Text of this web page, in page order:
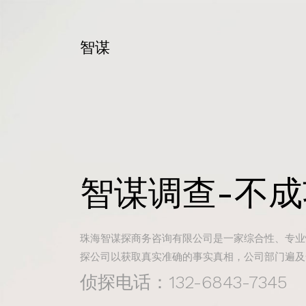
智谋
智谋调查-不
珠海智谋探商务咨询有限公司是一家综合性、专
探公司以获取真实准确的事实真相，公司部门遍
侦探电话：132-6843-7345